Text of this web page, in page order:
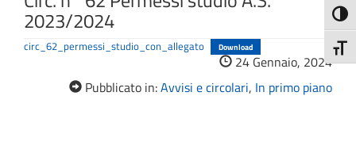
2023/2024
circ_62_permessi_studio_con_allegato Download
24 Gennaio, 2024
Pubblicato in:Avvisi e circolari, In primo piano